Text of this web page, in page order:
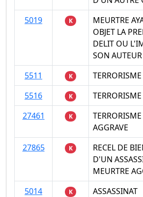
5019
K
MEURTRE
OBJET LA
DELIT OU
SON AUTEUR
5511
K
5516
K
27461
K
AGGRAVE
27865
K
RECEL DE
D'UN
MEURTRE
5014
K
ASSASSINAT